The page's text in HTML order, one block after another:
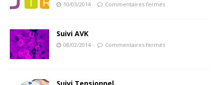
10/03/2014 Commentaires fermés
Suivi AVK
08/02/2014 Commentaires fermés
Suivi Tensionnel